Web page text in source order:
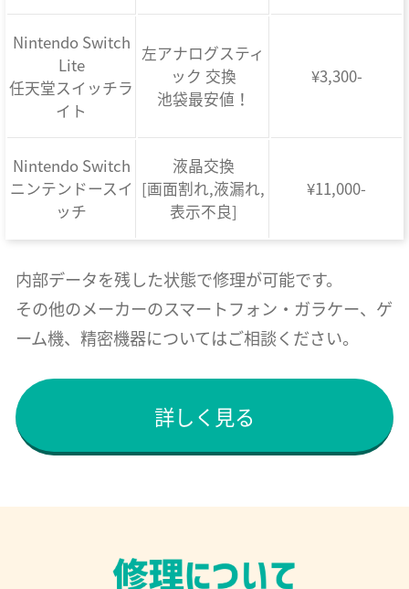
Nintendo Switch
Lite
任天堂スイッチラ
イト
左アナログスティ
ック 交換
池袋最安値！
¥3,300-
Nintendo Switch
ニンテンドースイ
ッチ
液晶交換
[画面割れ,液漏れ,
表示不良]
¥11,000-
内部データを残した状態で修理が可能です。
その他のメーカーのスマートフォン・ガラケー、ゲ
ーム機、精密機器についてはご相談ください。
詳しく見る